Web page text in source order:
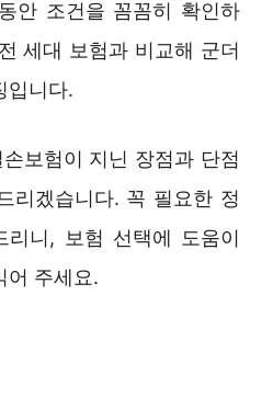
안 조건을 꼼꼼히 확인하
세대 보험과 비교해 군더
입니다.
보험이 지닌 장점과 단점
리겠습니다. 꼭 필요한 정
리니, 보험 선택에 도움이
어 주세요.